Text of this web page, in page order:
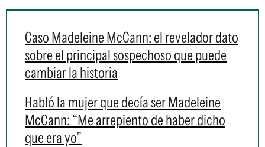
Caso Madeleine McCann: el revelador dato
sobre el principal sospechoso que puede
cambiar la historia
Habló la mujer que decía ser Madeleine
McCann: “Me arrepiento de haber dicho
que era yo”